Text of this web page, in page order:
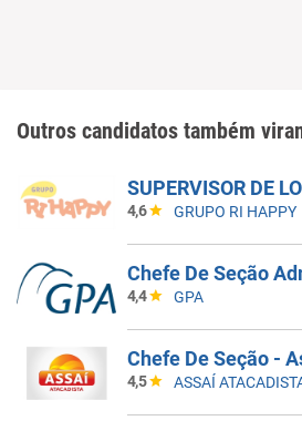
Outros candidatos também
4,6 GRUPO RI HAPPY
4,4 GPA
Chefe De Seção -
4,5 ASSAÍ